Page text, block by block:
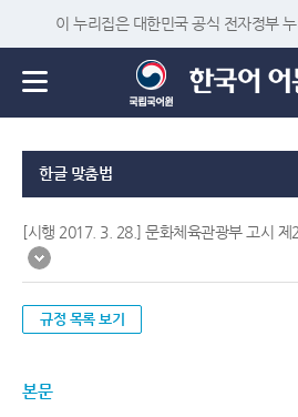
이 누리집은 대한민국 공식 전자정부
한글 맞춤법
[시행 2017. 3. 28.] 문화체육관광부 고시
규정 목록 보기
본문